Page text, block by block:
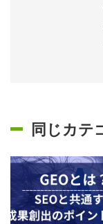
同じカテ